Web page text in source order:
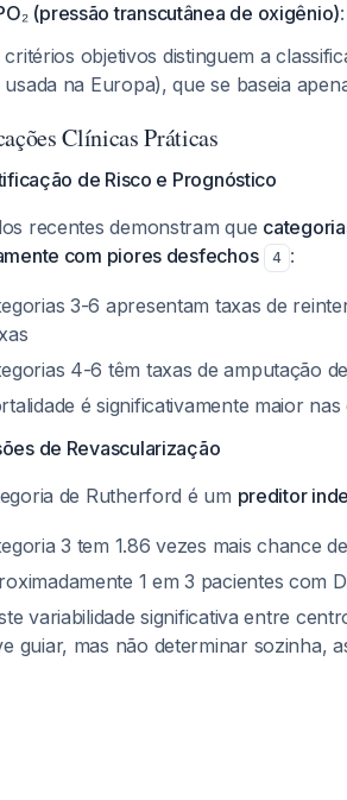
(pressão transcutânea de oxigênio)
critérios objetivos distinguem a
usada na Europa), que se baseia
Clínicas Práticas
de Risco e Prognóstico
recentes demonstram que
com piores desfechos
4 :
3-6 apresentam taxas de
4-6 têm taxas de amputação
é significativamente maior
de Revascularização
de Rutherford é um preditor
3 tem 1.86 vezes mais chance
1 em 3 pacientes com
variabilidade significativa entre
guiar, mas não determinar sozinha,